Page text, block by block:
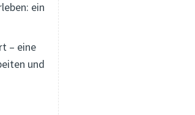
ein
– eine
und